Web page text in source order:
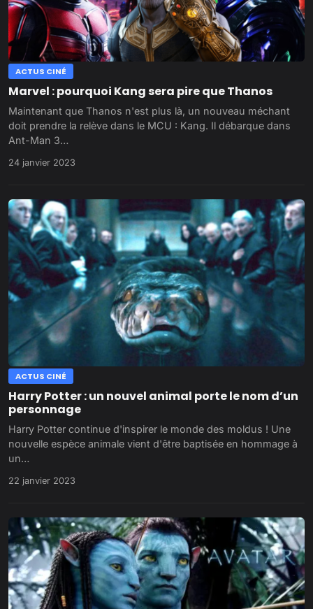
ACTUS CINÉ
Marvel : pourquoi Kang sera pire que Thanos
Maintenant que Thanos n'est plus là, un nouveau méchant
doit prendre la relève dans le MCU : Kang. Il débarque dans
Ant-Man 3…
24 janvier 2023
ACTUS CINÉ
Harry Potter : un nouvel animal porte le nom d’un
personnage
Harry Potter continue d'inspirer le monde des moldus ! Une
nouvelle espèce animale vient d'être baptisée en hommage à
un…
22 janvier 2023